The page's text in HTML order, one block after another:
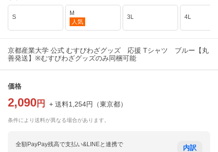
S
M
人気
3L 4L
京都産業大学 公式 むすびわざグッズ 応援 Tシャツ ブルー【丸
善発送】※むすびわざグッズのみ同梱可能
価格
2,090 円 + 送料1,254円 （東京都）
条件により送料が異なる場合があります。
全額PayPay残高で支払い&LINEと連携で 内訳